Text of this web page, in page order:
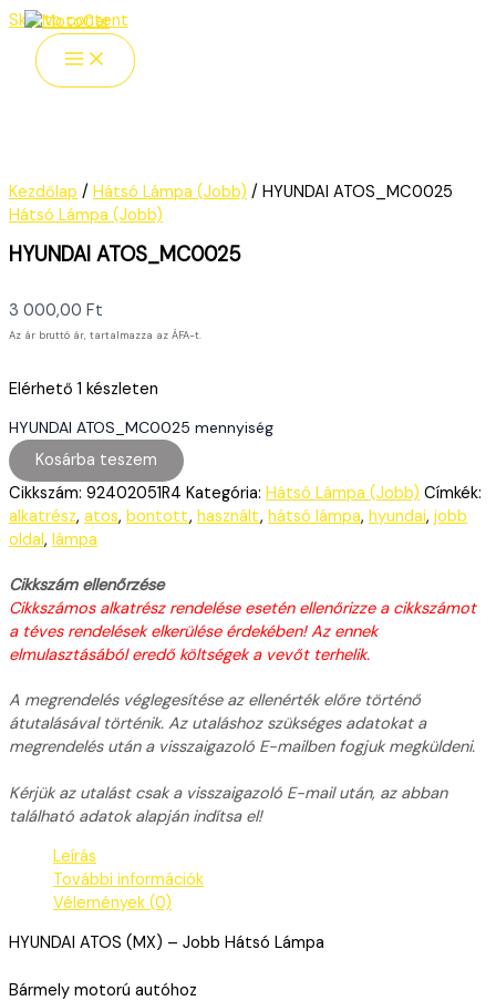
Skip to content
Kezdőlap / Hátsó Lámpa (Jobb) / HYUNDAI ATOS_MC0025
Hátsó Lámpa (Jobb)
HYUNDAI ATOS_MC0025
3 000,00 Ft
Az ár bruttó ár, tartalmazza az ÁFA-t.
Elérhető 1 készleten
HYUNDAI ATOS_MC0025 mennyiség
Kosárba teszem
Cikkszám: 92402051R4 Kategória: Hátsó Lámpa (Jobb) Címkék:
alkatrész, atos, bontott, használt, hátsó lámpa, hyundai, jobb
oldal, lámpa
Cikkszám ellenőrzése
Cikkszámos alkatrész rendelése esetén ellenőrizze a cikkszámot
a téves rendelések elkerülése érdekében! Az ennek
elmulasztásából eredő költségek a vevőt terhelik.
A megrendelés véglegesítése az ellenérték előre történő
átutalásával történik. Az utaláshoz szükséges adatokat a
megrendelés után a visszaigazoló E-mailben fogjuk megküldeni.
Kérjük az utalást csak a visszaigazoló E-mail után, az abban
található adatok alapján indítsa el!
Leírás
További információk
Vélemények (0)
HYUNDAI ATOS (MX) – Jobb Hátsó Lámpa
Bármely motorú autóhoz